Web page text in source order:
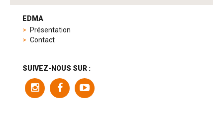
tag
product
EDMA
Présentation
Contact
SUIVEZ-NOUS SUR :